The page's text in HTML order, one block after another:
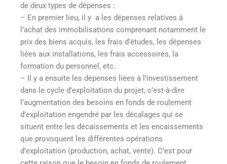
de deux types de dépenses :
– En premier lieu, il y a les dépenses relatives à
l’achat des immobilisations comprenant notamment le
prix des biens acquis, les frais d’études, les dépenses
liées aux installations, les frais accessoires, la
formation du personnel, etc.
– Il y a ensuite les dépenses liées à l’investissement
dans le cycle d’exploitation du projet, c’est-à-dire
l’augmentation des besoins en fonds de roulement
d’exploitation engendré par les décalages qui se
situent entre les décaissements et les encaissements
que provoquent les différentes opérations
d’exploitation (production, achat, vente). C’est pour